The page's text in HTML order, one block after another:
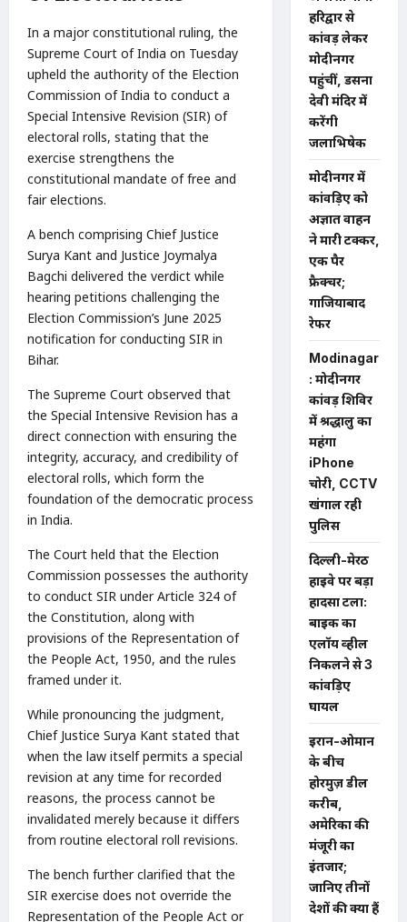
In a major constitutional ruling, the
Supreme Court of India on Tuesday
upheld the authority of the Election
Commission of India to conduct a
Special Intensive Revision (SIR) of
electoral rolls, stating that the
exercise strengthens the
constitutional mandate of free and
fair elections.
A bench comprising Chief Justice
Surya Kant and Justice Joymalya
Bagchi delivered the verdict while
hearing petitions challenging the
Election Commission’s June 2025
notification for conducting SIR in
Bihar.
The Supreme Court observed that
the Special Intensive Revision has a
direct connection with ensuring the
integrity, accuracy, and credibility of
electoral rolls, which form the
foundation of the democratic process
in India.
The Court held that the Election
Commission possesses the authority
to conduct SIR under Article 324 of
the Constitution, along with
provisions of the Representation of
the People Act, 1950, and the rules
framed under it.
While pronouncing the judgment,
Chief Justice Surya Kant stated that
when the law itself permits a special
revision at any time for recorded
reasons, the process cannot be
invalidated merely because it differs
from routine electoral roll revisions.
The bench further clarified that the
SIR exercise does not override the
Representation of the People Act or
हरिद्वार से
कांवड़ लेकर
मोदीनगर
पहुंचीं, डसना
देवी मंदिर में
करेंगी
जलाभिषेक
मोदीनगर में
कांवड़िए को
अज्ञात वाहन
ने मारी टक्कर,
एक पैर
फ्रैक्चर;
गाजियाबाद
रेफर
Modinagar
: मोदीनगर
कांवड़ शिविर
में श्रद्धालु का
महंगा
iPhone
चोरी, CCTV
खंगाल रही
पुलिस
दिल्ली-मेरठ
हाईवे पर बड़ा
हादसा टला:
बाइक का
एलॉय व्हील
निकलने से 3
कांवड़िए
घायल
ईरान-ओमान
के बीच
होरमुज़ डील
करीब,
अमेरिका की
मंजूरी का
इंतजार;
जानिए तीनों
देशों की क्या हैं